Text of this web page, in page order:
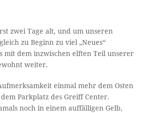
zwei Tage alt, und um unseren
zu Beginn zu viel „Neues“
mit dem inzwischen elften Teil unserer
weiter.
einmal mehr dem Osten
Parkplatz des Greiff Center.
noch in einem auffälligen Gelb,